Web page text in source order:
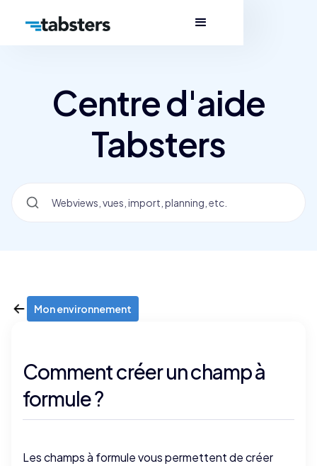
Centre d'aide
Tabsters
Mon environnement
Comment créer un champ à
formule ?
Les champs à formule vous permettent de créer